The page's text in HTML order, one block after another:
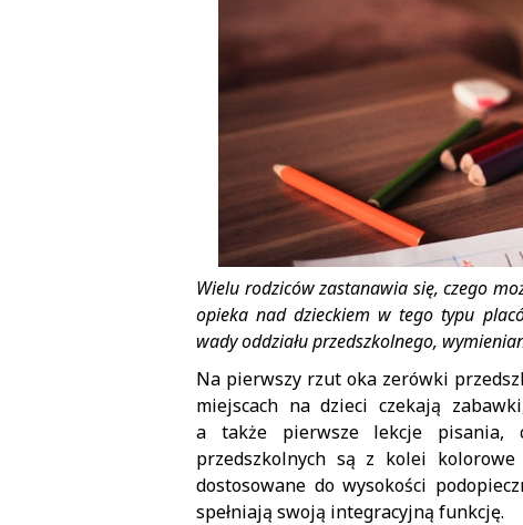
Wielu rodziców zastanawia się, czego
opieka nad dzieckiem w tego typu
wady oddziału przedszkolnego,
Na pierwszy rzut oka zerówki
miejscach na dzieci czekają
a także pierwsze lekcje pisania,
przedszkolnych są z kolei
dostosowane do wysokości
spełniają swoją integracyjną funkcję.